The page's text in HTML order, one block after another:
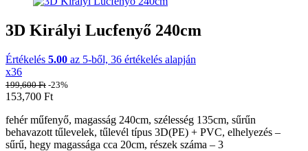
3D Királyi Lucfenyő 240cm
Értékelés 5.00 az 5-ből, 36 értékelés alapján
x36
199,600Ft -23%
153,700 Ft
fehér műfenyő, magasság 240cm, szélesség 135cm, sűrűn
behavazott tűlevelek, tűlevél típus 3D(PE) + PVC, elhelyezés –
sűrű, hegy magassága cca 20cm, részek száma – 3